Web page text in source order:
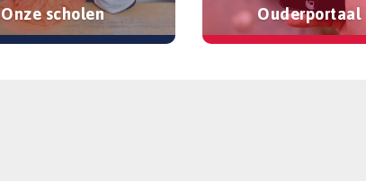
Onze scholen Ouderportaal